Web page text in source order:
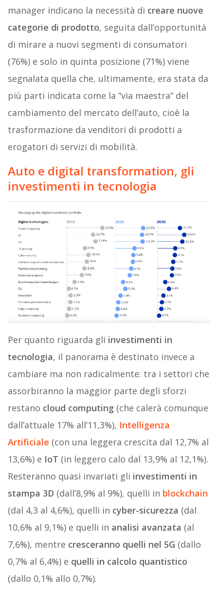
manager indicano la necessità di creare nuove
categorie di prodotto, seguita dall’opportunità
di mirare a nuovi segmenti di consumatori
(76%) e solo in quinta posizione (71%) viene
segnalata quella che, ultimamente, era stata da
più parti indicata come la “via maestra” del
cambiamento del mercato dell’auto, cioè la
trasformazione da venditori di prodotti a
erogatori di servizi di mobilità.
Auto e digital transformation, gli
investimenti in tecnologia
Per quanto riguarda gli investimenti in
tecnologia, il panorama è destinato invece a
cambiare ma non radicalmente: tra i settori che
assorbiranno la maggior parte degli sforzi
restano cloud computing (che calerà comunque
dall’attuale 17% all’11,3%), Intelligenza
Artificiale (con una leggera crescita dal 12,7% al
13,6%) e IoT (in leggero calo dal 13,9% al 12,1%).
Resteranno quasi invariati gli investimenti in
stampa 3D (dall’8,9% al 9%), quelli in blockchain
(dal 4,3 al 4,6%), quelli in cyber-sicurezza (dal
10,6% al 9,1%) e quelli in analisi avanzata (al
7,6%), mentre cresceranno quelli nel 5G (dallo
0,7% al 6,4%) e quelli in calcolo quantistico
(dallo 0,1% allo 0,7%).